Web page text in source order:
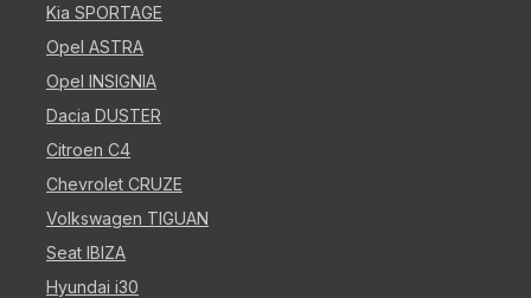
Kia SPORTAGE
Opel ASTRA
Opel INSIGNIA
Dacia DUSTER
Citroen C4
Chevrolet CRUZE
Volkswagen TIGUAN
Seat IBIZA
Hyundai i30